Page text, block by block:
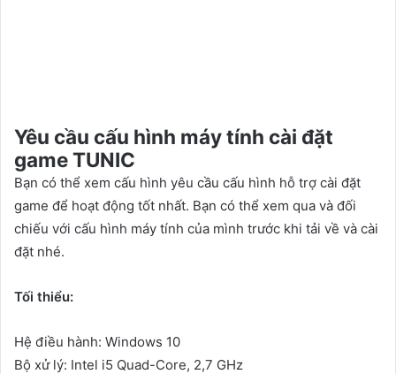
Yêu cầu cấu hình máy tính cài đặt
gameTUNIC
Bạn có thể xem cấu hình yêu cầu cấu hình hỗ trợ cài đặt
game để hoạt động tốt nhất. Bạn có thể xem qua và đối
chiếu với cấu hình máy tính của mình trước khi tải về và cài
đặt nhé.
Tối thiểu:
Hệ điều hành: Windows 10
Bộ xử lý: Intel i5 Quad-Core, 2,7 GHz